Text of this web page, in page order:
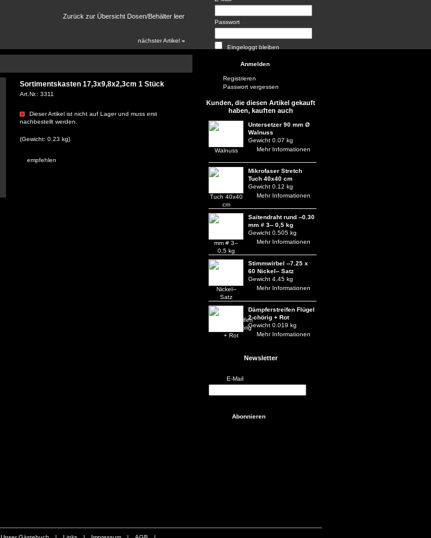
Passwort
Eingeloggt bleiben
Registrieren
Passwort vergessen
Kunden, die diesen Artikel gekauft
haben, kauften auch
Untersetzer 90 mm Ø
Walnuss
Gewicht 0.07 kg
Mehr Informationen
Mikrofaser Stretch
Tuch 40x40 cm
Gewicht 0.12 kg
Mehr Informationen
Saitendraht rund --0.30
mm # 3-- 0,5 kg
Gewicht 0.505 kg
Mehr Informationen
Stimmwirbel --7.25 x
60 Nickel-- Satz
Gewicht 4.45 kg
Mehr Informationen
Dämpferstreifen Flügel
2-chörig + Rot
Gewicht 0.019 kg
Mehr Informationen
Newsletter
E-Mail
Zurück zur Übersicht Dosen/Behälter leer
nächster Artikel »
Sortimentskasten 17,3x9,8x2,3cm 1 Stück
Art.Nr.: 3311
Dieser Artikel ist nicht auf Lager und muss erst
nachbestellt werden.
(Gewicht: 0.23 kg)
empfehlen